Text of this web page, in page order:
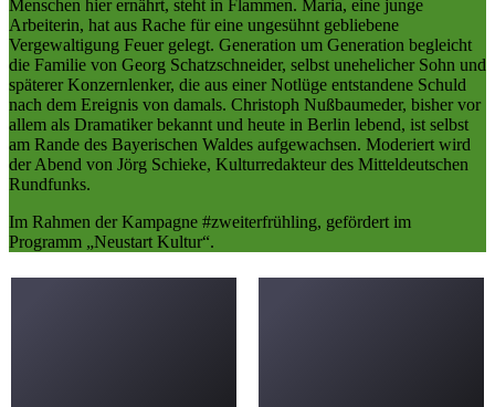
Menschen hier ernährt, steht in Flammen. Maria, eine junge
Arbeiterin, hat aus Rache für eine ungesühnt gebliebene
Vergewaltigung Feuer gelegt. Generation um Generation begleicht
die Familie von Georg Schatzschneider, selbst unehelicher Sohn und
späterer Konzernlenker, die aus einer Notlüge entstandene Schuld
nach dem Ereignis von damals. Christoph Nußbaumeder, bisher vor
allem als Dramatiker bekannt und heute in Berlin lebend, ist selbst
am Rande des Bayerischen Waldes aufgewachsen. Moderiert wird
der Abend von Jörg Schieke, Kulturredakteur des Mitteldeutschen
Rundfunks.
Im Rahmen der Kampagne #zweiterfrühling, gefördert im
Programm „Neustart Kultur“.